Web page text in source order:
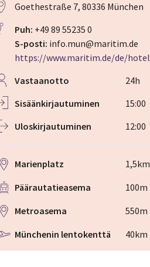
Goethestraße 7, 80336 München
Puh: +49 89 55235 0
S-posti: info.mun@maritim.de
Vastaanotto
24h
Sisään­kirjautuminen
15:00
Ulos­kirjautuminen
12:00
Marienplatz
1,5km
Päärautatieasema
100m
Metroasema
550m
Münchenin lentokenttä
40km